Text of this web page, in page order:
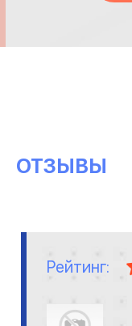
ОТЗЫВЫ
Рейтинг: